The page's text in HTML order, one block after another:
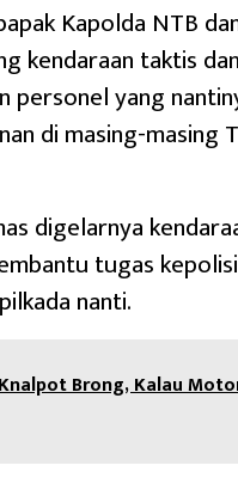
Kapolda NTB
kendaraan taktis
personel yang
di masing-masing
digelarnya
tugas
nanti.
Brong, Kalau